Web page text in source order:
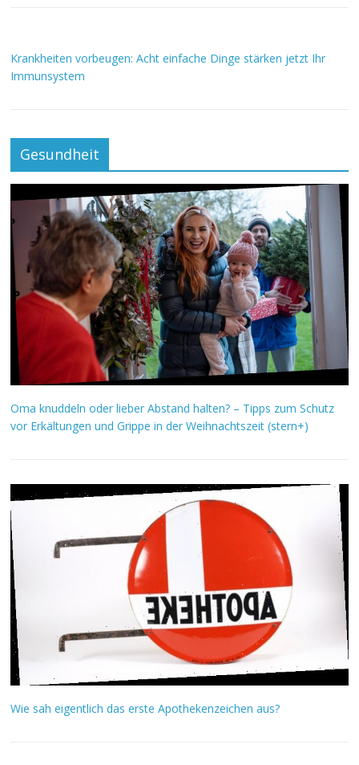
Krankheiten vorbeugen: Acht einfache Dinge stärken jetzt Ihr
Immunsystem
Gesundheit
Oma knuddeln oder lieber Abstand halten? – Tipps zum Schutz
vor Erkältungen und Grippe in der Weihnachtszeit (stern+)
Wie sah eigentlich das erste Apothekenzeichen aus?